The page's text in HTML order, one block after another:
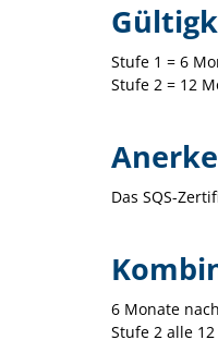
Stufe 1 = 6
Stufe 2 = 12
Das SQS-
6 Monate
Stufe 2 alle